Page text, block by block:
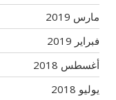
مارس 2019
فبراير 2019
أغسطس 2018
يوليو 2018